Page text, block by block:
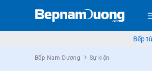
Bếp
Bếp Nam Dương Sự kiện